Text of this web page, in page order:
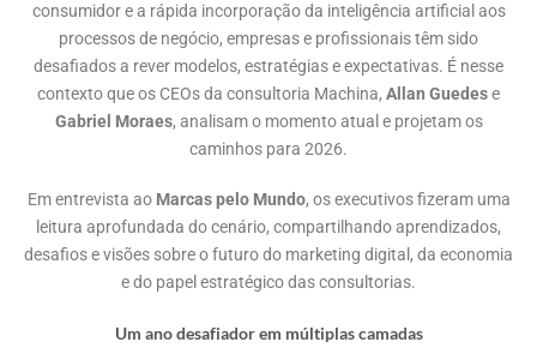
consumidor e a rápida incorporação da inteligência artificial aos
processos de negócio, empresas e profissionais têm sido
desafiados a rever modelos, estratégias e expectativas. É nesse
contexto que os CEOs da consultoria Machina, Allan Guedese
Gabriel Moraes, analisam o momento atual e projetam os
caminhos para 2026.
Em entrevista ao Marcas pelo Mundo, os executivos fizeram uma
leitura aprofundada do cenário, compartilhando aprendizados,
desafios e visões sobre o futuro do marketing digital, da economia
e do papel estratégico das consultorias.
Um ano desafiador em múltiplas camadas